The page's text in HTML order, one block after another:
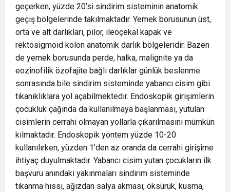
geçerken, yüzde 20’si sindirim sisteminin anatomik
geçiş bölgelerinde takılmaktadır. Yemek borusunun üst,
orta ve alt darlıkları, pilor, ileoçekal kapak ve
rektosigmoid kolon anatomik darlık bölgeleridir. Bazen
de yemek borusunda perde, halka, malignite ya da
eozinofilik özofajite bağlı darlıklar günlük beslenme
sonrasında bile sindirim sisteminde yabancı cisim gibi
tıkanıklıklara yol açabilmektedir. Endoskopik girişimlerin
çocukluk çağında da kullanılmaya başlanması, yutulan
cisimlerin cerrahi olmayan yollarla çıkarılmasını mümkün
kılmaktadır. Endoskopik yöntem yüzde 10-20
kullanılırken, yüzden 1’den az oranda da cerrahi girişime
ihtiyaç duyulmaktadır. Yabancı cisim yutan çocukların ilk
başvuru anındaki yakınmaları sindirim sisteminde
tıkanma hissi, ağızdan salya akması, öksürük, kusma,